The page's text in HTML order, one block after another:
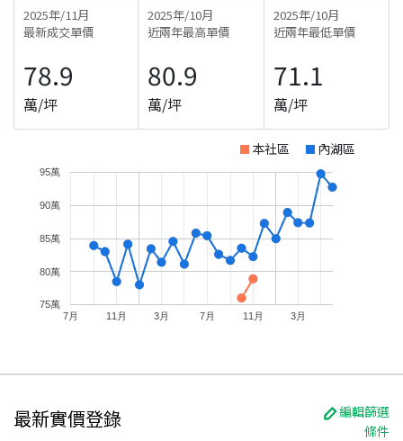
2025年/11月
最新成交單價
78.9
萬/坪
2025年/10月
近兩年最高單價
80.9
萬/坪
2025年/10月
近兩年最低單價
71.1
萬/坪
本社區 內湖區
7月 11月 3月 7月 11月 3月
75萬
80萬
85萬
90萬
95萬
最新實價登錄
編輯篩選
條件